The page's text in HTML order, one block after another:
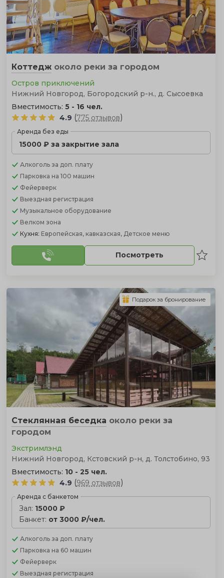
Коттедж около реки за городом
Остров приключений
Нижний Новгород, Богородский р-н., д. Сысоевка
Вместимость: 5 - 16 чел.
4.9 (775 отзывов)
Аренда без еды
15000 ₽ за закрытие зала
Алкоголь за доп. плату
Парковка на 100 машин
Фейерверк
Выездная регистрация
Музыкальное оборудование
Велком зона
Кухня: Европейская, кавказская, Детское меню
Посмотреть
Стеклянная беседка около реки за
городом
Экстримлэнд
Нижний Новгород, Кстовский р-н, д. Толстобино, 93
Вместимость: 10 - 25 чел.
4.9 (969 отзывов)
Аренда с банкетом
Зал: 15000 ₽
Банкет: от 3000 ₽/чел.
Алкоголь за доп. плату
Парковка на 60 машин
Фейерверк
Выездная регистрация
Подарок за бронирование